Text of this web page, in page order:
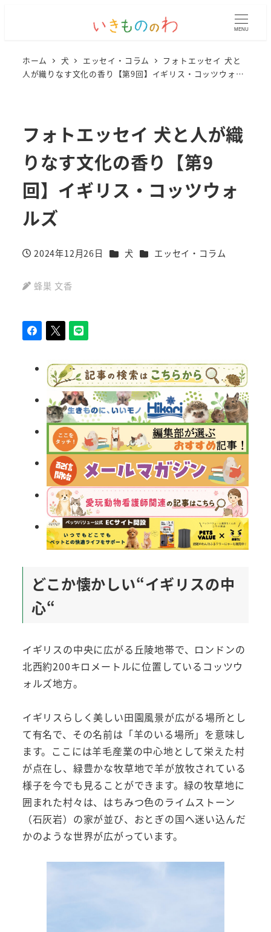
MENU
ホーム 犬 エッセイ・コラム
フォトエッセイ 犬と
人が織りなす文化の香り【第9回】イギリス・コッツウォル
フォトエッセイ 犬と人が織
りなす文化の香り【第9
回】イギリス・コッツウォ
ルズ
投稿日
2024年12月26日 カテゴリー
犬 カテゴリー
エッセイ・コラム
蜂巣 文香
どこか懐かしい“イギリスの中
心“
イギリスの中央に広がる丘陵地帯で、ロンドンの
北西約200キロメートルに位置しているコッツウ
ォルズ地方。
イギリスらしく美しい田園風景が広がる場所とし
て有名で、その名前は「羊のいる場所」を意味し
ます。ここには羊毛産業の中心地として栄えた村
が点在し、緑豊かな牧草地で羊が放牧されている
様子を今でも見ることができます。緑の牧草地に
囲まれた村々は、はちみつ色のライムストーン
（石灰岩）の家が並び、おとぎの国へ迷い込んだ
かのような世界が広がっています。